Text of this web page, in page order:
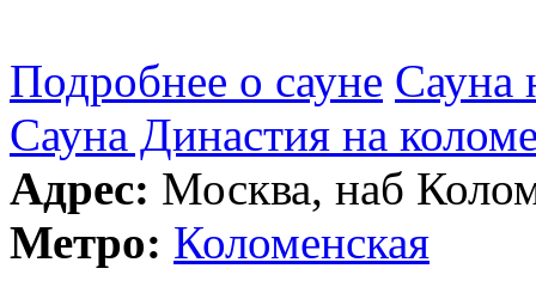
Подробнее о сауне Сауна
Сауна Династия на
Адрес: Москва, наб
Метро: Коломенская